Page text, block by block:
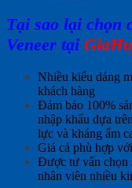
Tại sao lại chọn
Veneer tại
Nhiều kiểu dáng
khách hàng
Đảm bảo 100%
nhập khẩu dựa
lực và kháng ẩm
Giá cả phù hợp
Được tư vấn chọn
nhân viên nhiều